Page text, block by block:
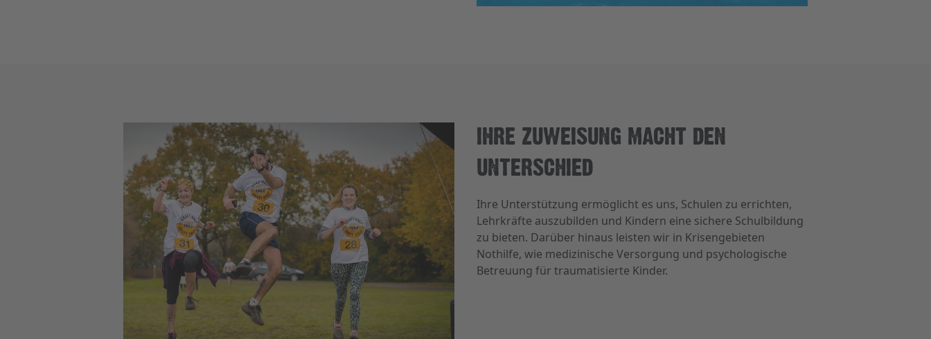
IHRE ZUWEISUNG MACHT DEN
UNTERSCHIED
Ihre Unterstützung ermöglicht es uns, Schulen zu errichten,
Lehrkräfte auszubilden und Kindern eine sichere Schulbildung
zu bieten. Darüber hinaus leisten wir in Krisengebieten
Nothilfe, wie medizinische Versorgung und psychologische
Betreuung für traumatisierte Kinder.